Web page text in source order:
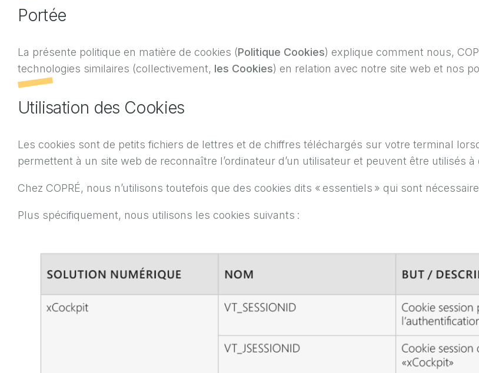
Portée
La présente politique en matière de cookies (Politique Cookies) explique comment nous,
technologies similaires (collectivement, les Cookies) en relation avec notre site web et nos
Utilisation des Cookies
Les cookies sont de petits fichiers de lettres et de chiffres téléchargés sur votre terminal
permettent à un site web de reconnaître l’ordinateur d’un utilisateur et peuvent être utilisés à
Chez COPRÉ, nous n’utilisons toutefois que des cookies dits « essentiels » qui sont
Plus spécifiquement, nous utilisons les cookies suivants :